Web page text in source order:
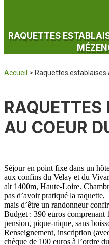
RAQUETTES
Accueil > Raquettes
RAQUETTES
AU COEUR
Séjour en point fixe dans un
aux confins du Velay et du
alt 1400m, Haute-Loire.
pas d’avoir pratiqué la raquette,
mais d’être un randonneur
Budget : 390 euros comprenant
pension, pique-nique, sans
Renseignement, inscription
chèque de 100 euros à l’ordre